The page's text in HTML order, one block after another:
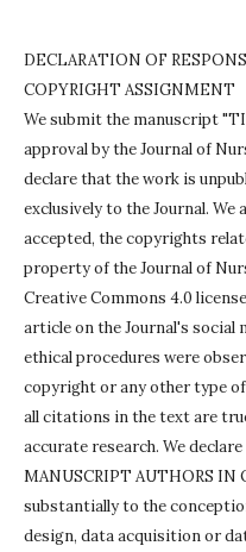
DECLARATION OF
COPYRIGHT ASSIGNMENT
We submit the manuscript
approval by the Journal of
declare that the work is
exclusively to the Journal. We
accepted, the copyrights
property of the Journal of
Creative Commons 4.0
article on the Journal's social
ethical procedures were
copyright or any other type
all citations in the text are
accurate research. We
MANUSCRIPT AUTHORS
substantially to the
design, data acquisition or